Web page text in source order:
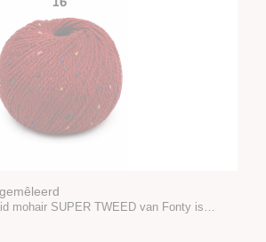
mohair SUPER TWEED van Fonty is…